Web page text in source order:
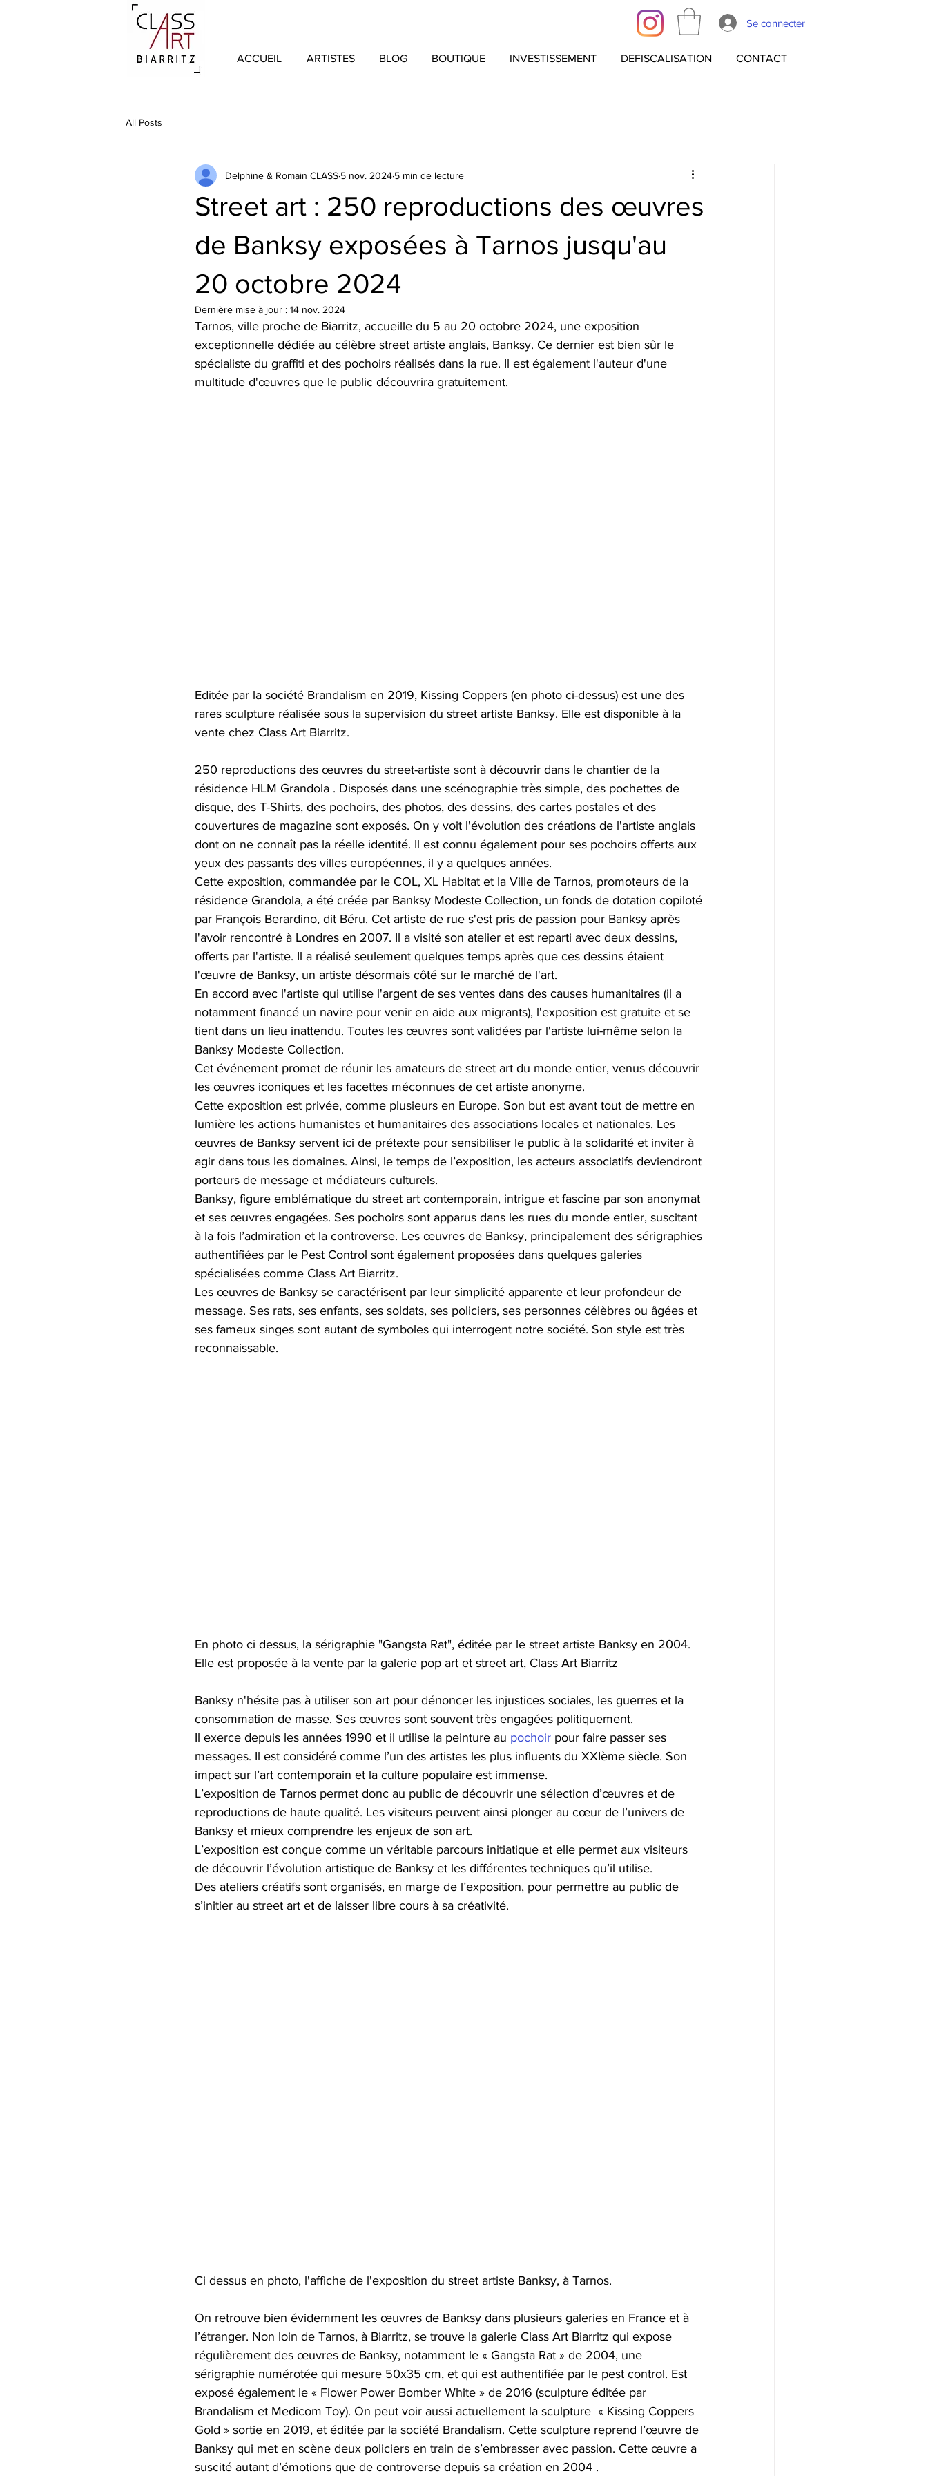
Se connecter
ACCUEIL ARTISTES BLOG BOUTIQUE INVESTISSEMENT DEFISCALISATION CONTACT
All Posts
Street art : 250 reproductions des œuvres
de Banksy exposées à Tarnos jusqu'au
20 octobre 2024
Delphine & Romain CLASS 5 nov. 2024 5 min de lecture
Dernière mise à jour : 14 nov. 2024
Tarnos, ville proche de Biarritz, accueille du 5 au 20 octobre 2024, une exposition
exceptionnelle dédiée au célèbre street artiste anglais, Banksy. Ce dernier est bien sûr le
spécialiste du graffiti et des pochoirs réalisés dans la rue. Il est également l'auteur d'une
multitude d'œuvres que le public découvrira gratuitement.
Editée par la société Brandalism en 2019, Kissing Coppers (en photo ci-dessus) est une des
rares sculpture réalisée sous la supervision du street artiste Banksy. Elle est disponible à la
vente chez Class Art Biarritz.
250 reproductions des œuvres du street-artiste sont à découvrir dans le chantier de la
résidence HLM Grandola . Disposés dans une scénographie très simple, des pochettes de
disque, des T-Shirts, des pochoirs, des photos, des dessins, des cartes postales et des
couvertures de magazine sont exposés. On y voit l'évolution des créations de l'artiste anglais
dont on ne connaît pas la réelle identité. Il est connu également pour ses pochoirs offerts aux
yeux des passants des villes européennes, il y a quelques années.
Cette exposition, commandée par le COL, XL Habitat et la Ville de Tarnos, promoteurs de la
résidence Grandola, a été créée par Banksy Modeste Collection, un fonds de dotation copiloté
par François Berardino, dit Béru. Cet artiste de rue s'est pris de passion pour Banksy après
l'avoir rencontré à Londres en 2007. Il a visité son atelier et est reparti avec deux dessins,
offerts par l'artiste. Il a réalisé seulement quelques temps après que ces dessins étaient
l'œuvre de Banksy, un artiste désormais côté sur le marché de l'art.
En accord avec l'artiste qui utilise l'argent de ses ventes dans des causes humanitaires (il a
notamment financé un navire pour venir en aide aux migrants), l'exposition est gratuite et se
tient dans un lieu inattendu. Toutes les œuvres sont validées par l'artiste lui-même selon la
Banksy Modeste Collection.
Cet événement promet de réunir les amateurs de street art du monde entier, venus découvrir
les œuvres iconiques et les facettes méconnues de cet artiste anonyme.
Cette exposition est privée, comme plusieurs en Europe. Son but est avant tout de mettre en
lumière les actions humanistes et humanitaires des associations locales et nationales. Les
œuvres de Banksy servent ici de prétexte pour sensibiliser le public à la solidarité et inviter à
agir dans tous les domaines. Ainsi, le temps de l’exposition, les acteurs associatifs deviendront
porteurs de message et médiateurs culturels.
Banksy, figure emblématique du street art contemporain, intrigue et fascine par son anonymat
et ses œuvres engagées. Ses pochoirs sont apparus dans les rues du monde entier, suscitant
à la fois l’admiration et la controverse. Les œuvres de Banksy, principalement des sérigraphies
authentifiées par le Pest Control sont également proposées dans quelques galeries
spécialisées comme Class Art Biarritz.
Les œuvres de Banksy se caractérisent par leur simplicité apparente et leur profondeur de
message. Ses rats, ses enfants, ses soldats, ses policiers, ses personnes célèbres ou âgées et
ses fameux singes sont autant de symboles qui interrogent notre société. Son style est très
reconnaissable.
En photo ci dessus, la sérigraphie "Gangsta Rat", éditée par le street artiste Banksy en 2004.
Elle est proposée à la vente par la galerie pop art et street art, Class Art Biarritz
Banksy n'hésite pas à utiliser son art pour dénoncer les injustices sociales, les guerres et la
consommation de masse. Ses œuvres sont souvent très engagées politiquement.
Il exerce depuis les années 1990 et il utilise la peinture au pochoir pour faire passer ses
messages. Il est considéré comme l’un des artistes les plus influents du XXIème siècle. Son
impact sur l’art contemporain et la culture populaire est immense.
L’exposition de Tarnos permet donc au public de découvrir une sélection d’œuvres et de
reproductions de haute qualité. Les visiteurs peuvent ainsi plonger au cœur de l’univers de
Banksy et mieux comprendre les enjeux de son art.
L’exposition est conçue comme un véritable parcours initiatique et elle permet aux visiteurs
de découvrir l’évolution artistique de Banksy et les différentes techniques qu’il utilise.
Des ateliers créatifs sont organisés, en marge de l’exposition, pour permettre au public de
s’initier au street art et de laisser libre cours à sa créativité.
Ci dessus en photo, l'affiche de l'exposition du street artiste Banksy, à Tarnos.
On retrouve bien évidemment les œuvres de Banksy dans plusieurs galeries en France et à
l’étranger. Non loin de Tarnos, à Biarritz, se trouve la galerie Class Art Biarritz qui expose
régulièrement des œuvres de Banksy, notamment le « Gangsta Rat » de 2004, une
sérigraphie numérotée qui mesure 50x35 cm, et qui est authentifiée par le pest control. Est
exposé également le « Flower Power Bomber White » de 2016 (sculpture éditée par
Brandalism et Medicom Toy). On peut voir aussi actuellement la sculpture  « Kissing Coppers
Gold » sortie en 2019, et éditée par la société Brandalism. Cette sculpture reprend l’œuvre de
Banksy qui met en scène deux policiers en train de s’embrasser avec passion. Cette œuvre a
suscité autant d’émotions que de controverse depuis sa création en 2004 .